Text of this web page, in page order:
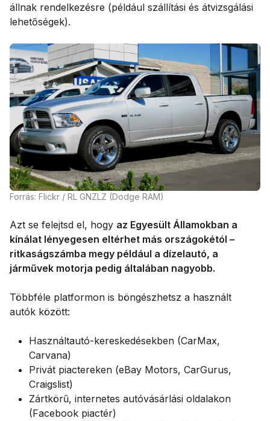
állnak rendelkezésre (például szállítási és átvizsgálási
lehetőségek).
Forrás: Flickr / RL GNZLZ (Dodge RAM)
Azt se felejtsd el, hogy az Egyesült Államokban a
kínálat lényegesen eltérhet más országokétól –
ritkaságszámba megy például a dízelautó, a
járművek motorja pedig általában nagyobb.
Többféle platformon is böngészhetsz a használt
autók között:
Használtautó-kereskedésekben (CarMax,
Carvana)
Privát piactereken (eBay Motors, CarGurus,
Craigslist)
Zártkörű, internetes autóvásárlási oldalakon
(Facebook piactér)